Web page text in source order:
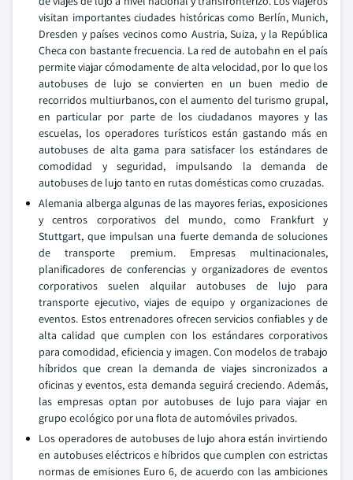
visitan importantes ciudades históricas como Berlín, Munich,
Dresden y países vecinos como Austria, Suiza, y la República
Checa con bastante frecuencia. La red de autobahn en el país
permite viajar cómodamente de alta velocidad, por lo que los
autobuses de lujo se convierten en un buen medio de
recorridos multiurbanos, con el aumento del turismo grupal,
en particular por parte de los ciudadanos mayores y las
escuelas, los operadores turísticos están gastando más en
autobuses de alta gama para satisfacer los estándares de
comodidad y seguridad, impulsando la demanda de
autobuses de lujo tanto en rutas domésticas como cruzadas.
Alemania alberga algunas de las mayores ferias, exposiciones
y centros corporativos del mundo, como Frankfurt y
Stuttgart, que impulsan una fuerte demanda de soluciones
de transporte premium. Empresas multinacionales,
planificadores de conferencias y organizadores de eventos
corporativos suelen alquilar autobuses de lujo para
transporte ejecutivo, viajes de equipo y organizaciones de
eventos. Estos entrenadores ofrecen servicios confiables y de
alta calidad que cumplen con los estándares corporativos
para comodidad, eficiencia y imagen. Con modelos de trabajo
híbridos que crean la demanda de viajes sincronizados a
oficinas y eventos, esta demanda seguirá creciendo. Además,
las empresas optan por autobuses de lujo para viajar en
grupo ecológico por una flota de automóviles privados.
Los operadores de autobuses de lujo ahora están invirtiendo
en autobuses eléctricos e híbridos que cumplen con estrictas
normas de emisiones Euro 6, de acuerdo con las ambiciones